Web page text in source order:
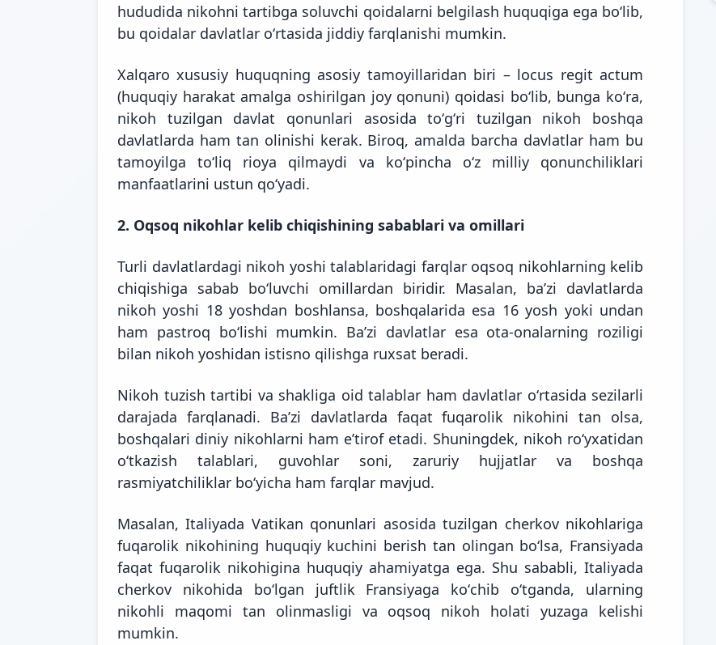
hududida nikohni tartibga soluvchi qoidalarni belgilash huquqiga ega boʻlib,
bu qoidalar davlatlar oʻrtasida jiddiy farqlanishi mumkin.
Xalqaro xususiy huquqning asosiy tamoyillaridan biri – locus regit actum
(huquqiy harakat amalga oshirilgan joy qonuni) qoidasi boʻlib, bunga koʻra,
nikoh tuzilgan davlat qonunlari asosida toʻgʻri tuzilgan nikoh boshqa
davlatlarda ham tan olinishi kerak. Biroq, amalda barcha davlatlar ham bu
tamoyilga toʻliq rioya qilmaydi va koʻpincha oʻz milliy qonunchiliklari
manfaatlarini ustun qoʻyadi.
2. Oqsoq nikohlar kelib chiqishining sabablari va omillari
Turli davlatlardagi nikoh yoshi talablaridagi farqlar oqsoq nikohlarning kelib
chiqishiga sabab boʻluvchi omillardan biridir. Masalan, baʼzi davlatlarda
nikoh yoshi 18 yoshdan boshlansa, boshqalarida esa 16 yosh yoki undan
ham pastroq boʻlishi mumkin. Baʼzi davlatlar esa ota-onalarning roziligi
bilan nikoh yoshidan istisno qilishga ruxsat beradi.
Nikoh tuzish tartibi va shakliga oid talablar ham davlatlar oʻrtasida sezilarli
darajada farqlanadi. Baʼzi davlatlarda faqat fuqarolik nikohini tan olsa,
boshqalari diniy nikohlarni ham eʼtirof etadi. Shuningdek, nikoh roʻyxatidan
oʻtkazish talablari, guvohlar soni, zaruriy hujjatlar va boshqa
rasmiyatchiliklar boʻyicha ham farqlar mavjud.
Masalan, Italiyada Vatikan qonunlari asosida tuzilgan cherkov nikohlariga
fuqarolik nikohining huquqiy kuchini berish tan olingan boʻlsa, Fransiyada
faqat fuqarolik nikohigina huquqiy ahamiyatga ega. Shu sababli, Italiyada
cherkov nikohida boʻlgan juftlik Fransiyaga koʻchib oʻtganda, ularning
nikohli maqomi tan olinmasligi va oqsoq nikoh holati yuzaga kelishi
mumkin.